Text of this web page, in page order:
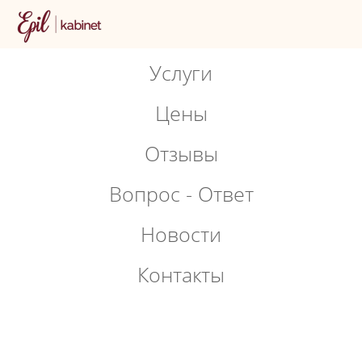
Услуги
Цены
Отзывы
Вопрос - Ответ
Новости
Контакты